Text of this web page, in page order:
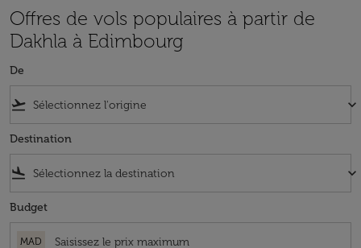
Offres de vols populaires à partir de
Dakhla à Edimbourg
De
flight_takeoff keyboard_arrow_down
Destination
flight_land keyboard_arrow_down
Budget
MAD